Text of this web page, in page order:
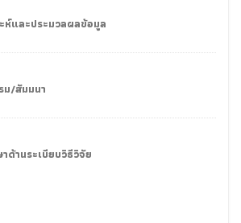
ห์และประมวลผลข้อมูล
ม/สัมมนา
ด้านระเบียบวิธีวิจัย